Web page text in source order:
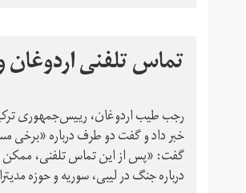
تماس تلفنی اردوغان
رجب طیب‌ اردوغان، رییس‌جمهوری
خبر داد و گفت دو طرف درباره «برخی
گفت:‌ «پس از این تماس تلفنی، ممکن
درباره جنگ در لیبی، سوریه و حوزه